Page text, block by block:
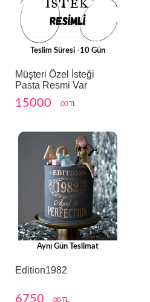
Teslim Süresi -10 Gün
Müşteri Özel İsteği
Pasta Resmi Var
15000 ,00 TL
Aynı Gün Teslimat
Edition1982
6750 ,00 TL